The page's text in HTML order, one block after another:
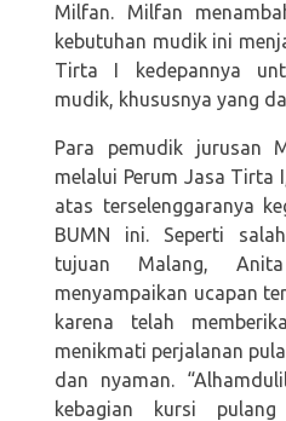
Milfan. Milfan
kebutuhan mudik ini
Tirta I kedepannya
mudik, khususnya yang
Para pemudik jurusan
melalui Perum Jasa Tirta
atas terselenggaranya
BUMN ini. Seperti
tujuan Malang,
menyampaikan ucapan
karena telah
menikmati perjalanan
dan nyaman.
kebagian kursi